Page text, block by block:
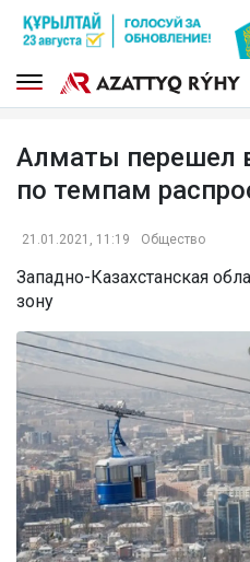
Алматы перешел
по темпам
21.01.2021, 11:19 Общество
Западно-Казахстанская
зону